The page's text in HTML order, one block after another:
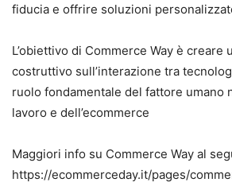
fiducia e offrire soluzioni
L’obiettivo di Commerce Way è creare
costruttivo sull’interazione tra
ruolo fondamentale del fattore umano
lavoro e dell’ecommerce
Maggiori info su Commerce Way al
https://ecommerceday.it/pages/